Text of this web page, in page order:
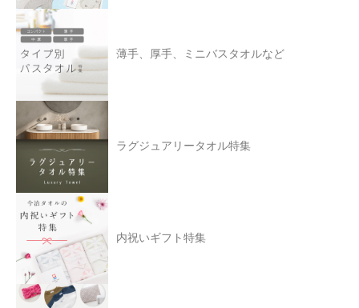
薄手、厚手、ミニバスタオルなど
ラグジュアリータオル特集
内祝いギフト特集